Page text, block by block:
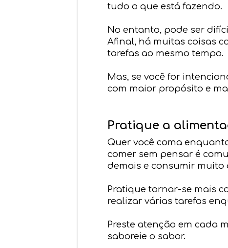
tudo o que está fazendo.
No entanto, pode ser
Afinal, há muitas coisas
tarefas ao mesmo tempo.
Mas, se você for
com maior propósito e
Pratique a
Quer você coma
comer sem pensar é
demais e consumir muito
Pratique tornar-se mais
realizar várias tarefas
Preste atenção em cada
saboreie o sabor.